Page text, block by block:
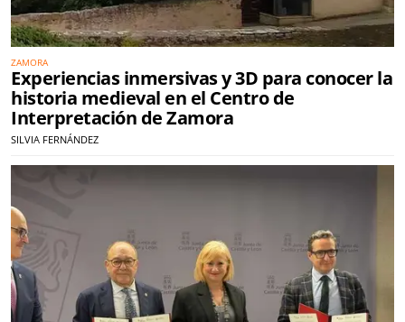
ZAMORA
Experiencias inmersivas y 3D para conocer la
historia medieval en el Centro de
Interpretación de Zamora
SILVIA FERNÁNDEZ